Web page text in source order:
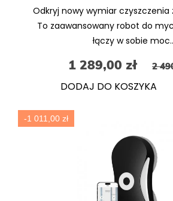
Odkryj nowy wymiar czyszczenia
To zaawansowany robot do
łączy w sobie
1 289,00 zł 2
DODAJ DO KOSZYKA
-1 011,00 zł